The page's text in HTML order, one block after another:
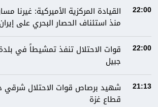
22:00
منذ استئناف الحصار البحري على
22:00
قوات الاحتلال تنفذ تمشيطاً في
جبيل
21:13
شهيد برصاص قوات الاحتلال شرقي
قطاع غزة